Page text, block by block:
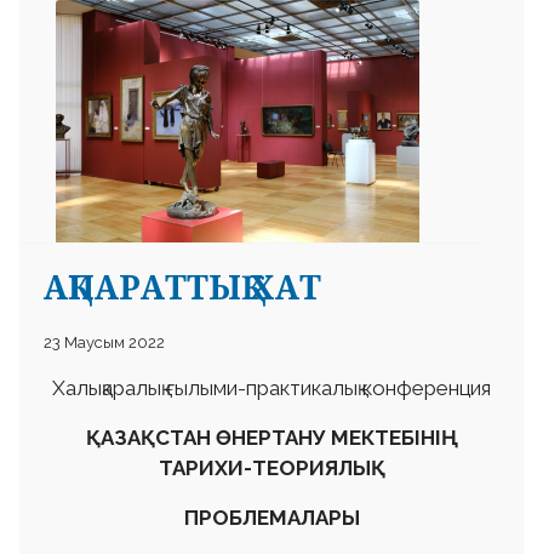
АҚПАРАТТЫҚ ХАТ
23 Маусым 2022
Халықаралық ғылыми-практикалық конференция
ҚАЗАҚСТАН ӨНЕРТАНУ МЕКТЕБІНІҢ
ТАРИХИ-ТЕОРИЯЛЫҚ
ПРОБЛЕМАЛАРЫ